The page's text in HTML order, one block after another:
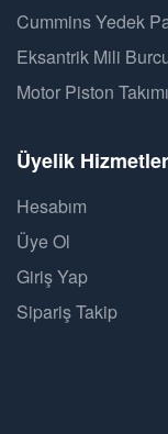
Cummins Yedek
Eksantrik Mili
Motor Piston Takımı
Üyelik
Hesabım
Üye Ol
Giriş Yap
Sipariş Takip